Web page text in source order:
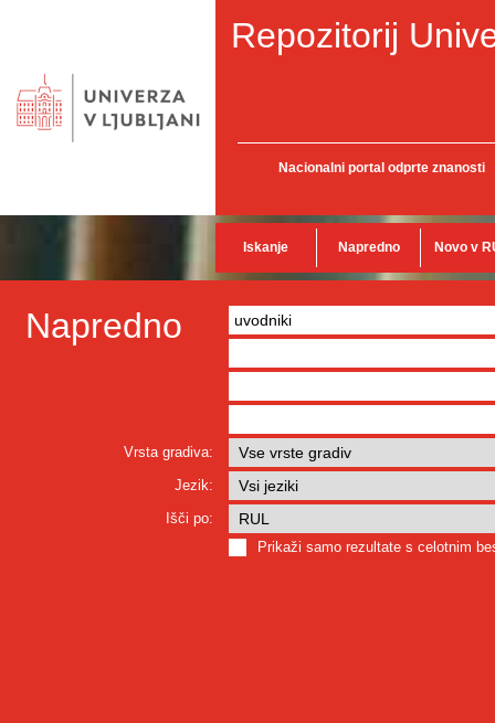
Repozitorij
Nacionalni portal odprte znanosti
Iskanje Napredno Novo v
Napredno
Vrsta gradiva:
Jezik:
Išči po:
Prikaži samo rezultate s celotnim